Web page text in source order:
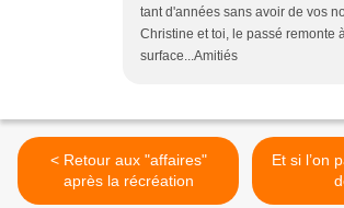
tant d'années sans avoir de vos
Christine et toi, le passé remonte
surface...Amitiés
< Retour aux "affaires"
après la récréation
Et si l’on